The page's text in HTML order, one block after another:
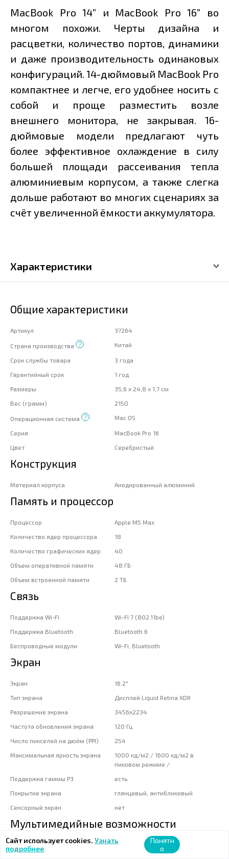
MacBook Pro 14” и MacBook Pro 16” во
многом похожи. Черты дизайна и
расцветки, количество портов, динамики
и даже производительность одинаковых
конфигураций. 14-дюймовый MacBook Pro
компактнее и легче, его удобнее носить с
собой и проще разместить возле
внешнего монитора, не закрывая. 16-
дюймовые модели предлагают чуть
более эффективное охлаждение в силу
большей площади рассеивания тепла
алюминиевым корпусом, а также слегка
дольше работают во многих сценариях за
счёт увеличенной ёмкости аккумулятора.
Характеристики
Общие характеристики
Артикул 37264
Страна производства Китай
Срок службы товара
3 года
Гарантийный срок
1 год
Размеры
35,6 x 24,8 x 1,7 см
Вес (грамм)
2150
Операционная система Mac OS
Серия
MacBook Pro 16
Цвет
Серебристый
Конструкция
Материал корпуса Анодированный алюминий
Память и процессор
Процессор
Apple M5 Max
Количество ядер процессора
18
Количество графических ядер
40
Объем оперативной памяти
48 ГБ
Объем встроенной памяти
2 ТБ
Связь
Поддержка Wi-Fi
Wi-Fi 7 (802.11be)
Поддержка Bluetooth
Bluetooth 6
Беспроводные модули
Wi-Fi, Bluetooth
Экран
Экран
16.2"
Тип экрана
Дисплей Liquid Retina XDR
Разрешение экрана
3456x2234
Частота обновления экрана
120 Гц
Число пикселей на дюйм (PPI)
254
Максимальная яркость экрана
1000 кд/м2 / 1600 кд/м2 в
пиковом режиме /
Поддержка гаммы P3
есть
Покрытие экрана
глянцевый, антибликовый
Сенсорный экран
нет
Мультимедийные возможности
Веб-камера FaceTime HD 1080p
Сайт использует cookies. Узнать
подробнее
Понятн
о